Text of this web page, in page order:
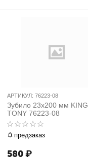
АРТИКУЛ: 76223-08
Зубило 23x200 мм KING
TONY 76223-08
предзаказ
580₽